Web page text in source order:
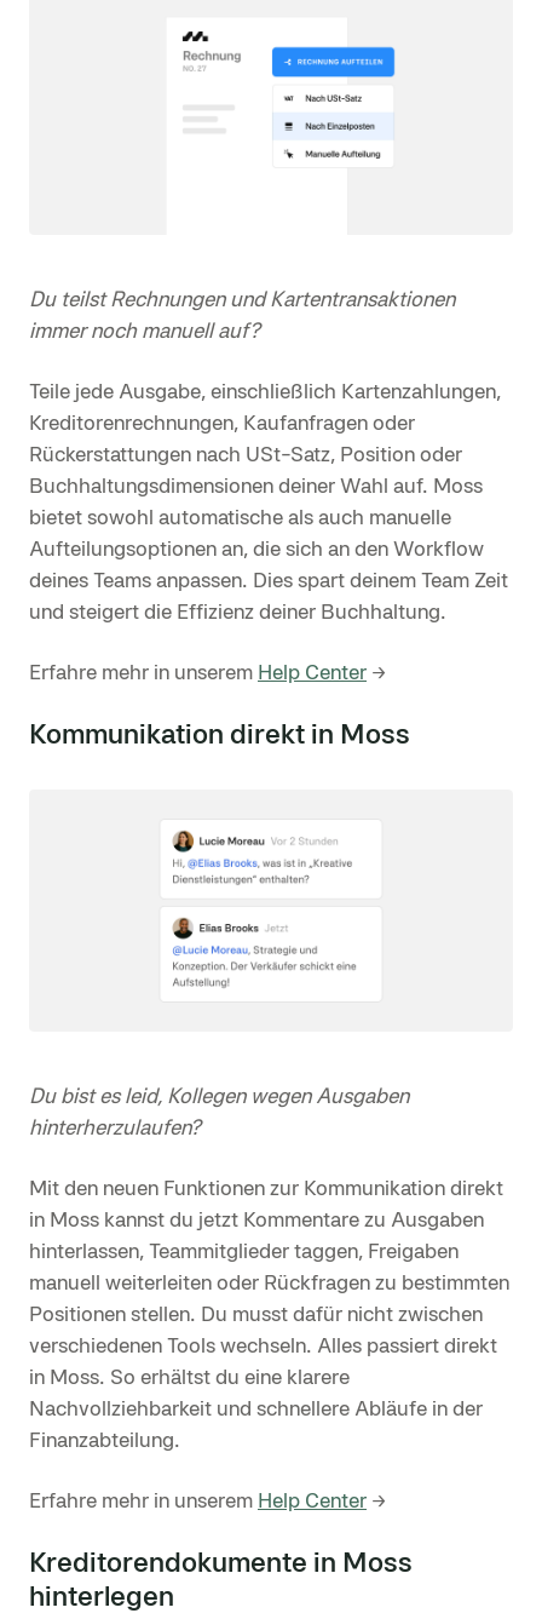
Du teilst Rechnungen und Kartentransaktionen
immer noch manuell auf?
Teile jede Ausgabe, einschließlich Kartenzahlungen,
Kreditorenrechnungen, Kaufanfragen oder
Rückerstattungen nach USt-Satz, Position oder
Buchhaltungsdimensionen deiner Wahl auf. Moss
bietet sowohl automatische als auch manuelle
Aufteilungsoptionen an, die sich an den Workflow
deines Teams anpassen. Dies spart deinem Team Zeit
und steigert die Effizienz deiner Buchhaltung.
Erfahre mehr in unserem Help Center →
Kommunikation direkt in Moss
Du bist es leid, Kollegen wegen Ausgaben
hinterherzulaufen?
Mit den neuen Funktionen zur Kommunikation direkt
in Moss kannst du jetzt Kommentare zu Ausgaben
hinterlassen, Teammitglieder taggen, Freigaben
manuell weiterleiten oder Rückfragen zu bestimmten
Positionen stellen. Du musst dafür nicht zwischen
verschiedenen Tools wechseln. Alles passiert direkt
in Moss. So erhältst du eine klarere
Nachvollziehbarkeit und schnellere Abläufe in der
Finanzabteilung.
Erfahre mehr in unserem Help Center →
Kreditorendokumente in Moss
hinterlegen